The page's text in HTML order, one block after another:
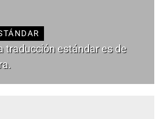
traducción estándar es de